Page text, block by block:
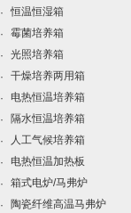
·
恒温恒湿箱
·
霉菌培养箱
·
光照培养箱
·
干燥培养两用箱
·
电热恒温培养箱
·
隔水恒温培养箱
·
人工气候培养箱
·
电热恒温加热板
·
箱式电炉/马弗炉
·
陶瓷纤维高温马弗炉